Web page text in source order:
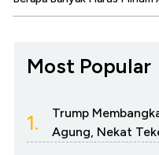
Most Popular
1.
Trump
Agung, Nekat